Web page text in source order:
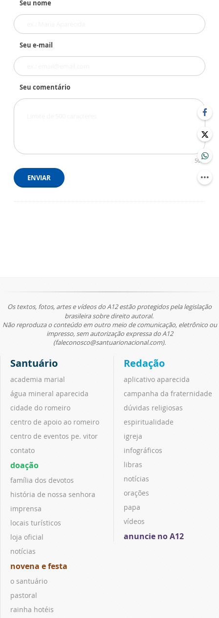
Seu nome
Seu e-mail
Seu comentário
500
ENVIAR
Os textos, fotos, artes e vídeos do A12 estão protegidos pela legislação
brasileira sobre direito autoral.
Não reproduza o conteúdo em outro meio de comunicação, eletrônico ou
impresso, sem autorização expressa do A12
(faleconosco@santuarionacional.com).
Santuário
academia marial
água mineral aparecida
cidade do romeiro
centro de apoio ao romeiro
centro de eventos pe. vitor
contato
doação
família dos devotos
história de nossa senhora
imprensa
locais turísticos
loja oficial
notícias
novena e festa
o santuário
pastoral
rainha hotéis
Redação
aplicativo aparecida
campanha da fraternidade
dúvidas religiosas
espiritualidade
igreja
infográficos
libras
notícias
orações
papa
vídeos
anuncie no A12